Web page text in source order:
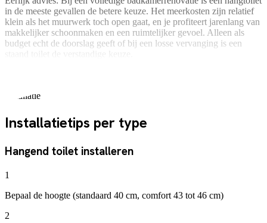
in de meeste gevallen de betere keuze. Het meerkosten zijn relatief
klein als het muurwerk toch open gaat, en je profiteert jarenlang van
makkelijker schoonmaken en een ruimtelijker gevoel. Alleen als
budget echt de doorslag geeft of bij een losse vervanging is een
Installatie
Installatietips per type
Hangend toilet installeren
1
Bepaal de hoogte (standaard 40 cm, comfort 43 tot 46 cm)
2